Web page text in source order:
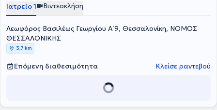
Ιατρείο 1 Βιντεοκλήση
Λεωφόρος Βασιλέως Γεωργίου Α΄ 9, Θεσσαλονίκη, ΝΟΜΟΣ
ΘΕΣΣΑΛΟΝΙΚΗΣ
3,7 km
Επόμενη διαθεσιμότητα Κλείσε ραντεβού